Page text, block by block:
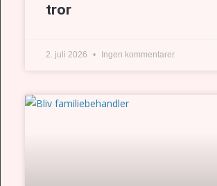
tror
2. juli 2026 Ingen kommentarer